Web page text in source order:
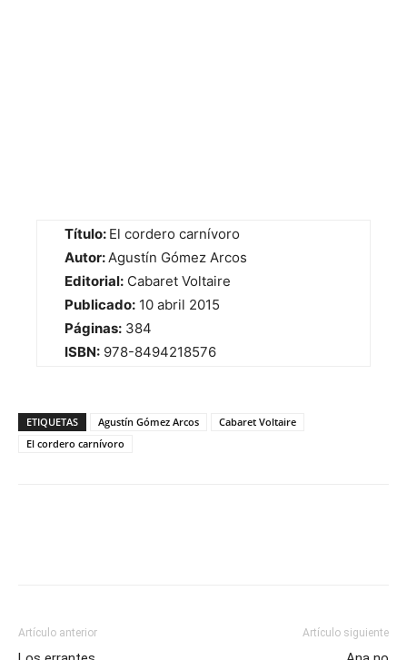
Título: El cordero carnívoro
Autor:Agustín Gómez Arcos
Editorial: Cabaret Voltaire
Publicado: 10 abril 2015
Páginas: 384
ISBN: 978-8494218576
ETIQUETAS Agustín Gómez Arcos
Cabaret Voltaire
El cordero carnívoro
Artículo anterior Artículo siguiente